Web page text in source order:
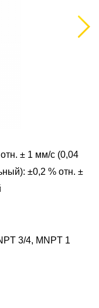
± 1 мм/с (0,04
±0,2 % отн. ±
3/4, MNPT 1
Next